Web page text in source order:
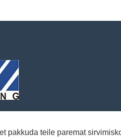
pakkuda teile paremat